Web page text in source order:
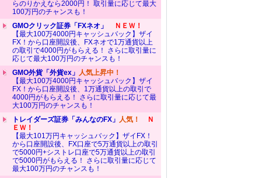
らのりかえなら2000円！ 取引量に応じて最大
100万円のチャンスも！
GMOクリック証券「FXネオ」
ＮＥＷ！
【最大100万4000円キャッシュバック】ザイ
FX！から口座開設後、FXネオで1万通貨以上
の取引で4000円がもらえる！ さらに取引量に
応じて最大100万円のチャンスも！
GMO外貨「外貨ex」 人気上昇中！
【最大100万4000円キャッシュバック】ザイ
FX！から口座開設後、1万通貨以上の取引で
4000円がもらえる！ さらに取引量に応じて最
大100万円のチャンスも！
トレイダーズ証券「みんなのFX」 人気！
Ｎ
ＥＷ！
【最大101万円キャッシュバック】ザイFX！
から口座開設後、FX口座で5万通貨以上の取引
で5000円+シストレ口座で5万通貨以上の取引
で5000円がもらえる！ さらに取引量に応じて
最大100万円のチャンスも！